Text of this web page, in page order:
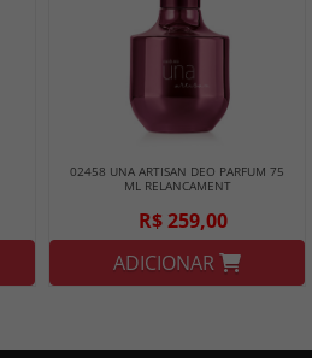
02458 UNA ARTISAN DEO PARFUM 75
ML RELANCAMENT
R$ 259,00
ADICIONAR